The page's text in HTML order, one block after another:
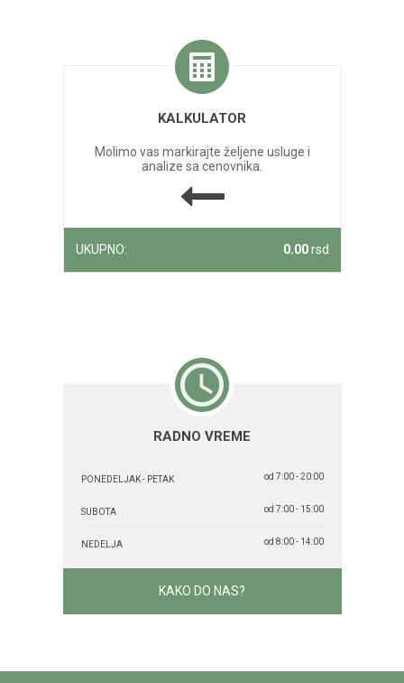
KALKULATOR
Molimo vas markirajte željene usluge i
analize sa cenovnika.
UKUPNO: 0.00rsd
RADNO VREME
PONEDELJAK - PETAK od 7:00 - 20:00
SUBOTA od 7:00 - 15:00
NEDELJA od 8:00 - 14:00
KAKO DO NAS?